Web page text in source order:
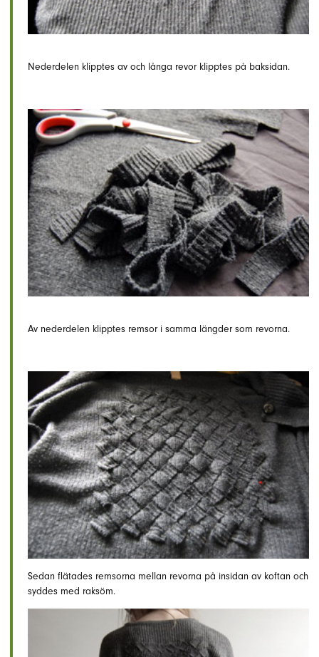
Nederdelen klipptes av och långa revor klipptes på baksidan.
Av nederdelen klipptes remsor i samma längder som revorna.
Sedan flätades remsorna mellan revorna på insidan av koftan och
syddes med raksöm.